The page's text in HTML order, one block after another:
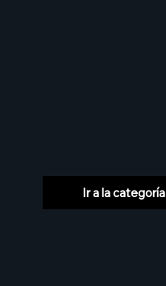
Ir a la categoría